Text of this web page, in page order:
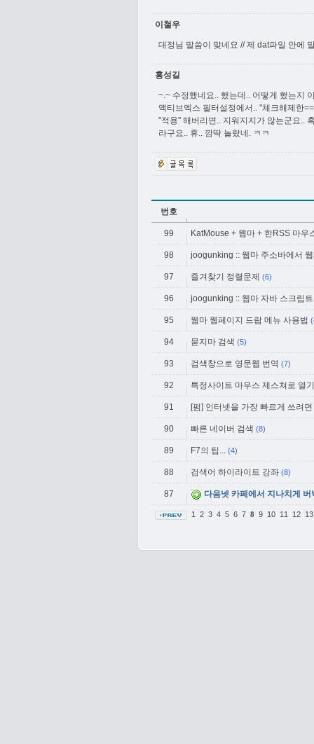
이철우
대정님 말씀이 맞네요 // 제 dat파일 안에
홍성길
~.~ 수정했네요.. 했는데.. 어떻게 했는지
액티브엑스 필터설정에서.. "체크해제한
"적용" 해버리면.. 지워지지가 않는군요..
라구요.. 휴.. 깜딱 놀랐네. ㅋㅋ
번호
99 KatMouse + 웹마 + 한RSS 마우
98 joogunking :: 웹마 주소바에서
97 즐겨찾기 정렬문제 (6)
96 joogunking :: 웹마 자바 스크립
95 웹마 웹페이지 드랍 메뉴 사용법
94 묻지마 검색 (5)
93 검색창으로 영문웹 번역 (7)
92 특정사이트 마우스 제스쳐로 열기
91 [펌] 인터넷을 가장 빠르게 쓰려
90 빠른 네이버 검색 (8)
89 F7의 팁... (4)
88 검색어 하이라이트 강좌 (8)
87 다음넷 카페에서 지나치게
1 2 3 4 5 6 7 8 9 10 11 12